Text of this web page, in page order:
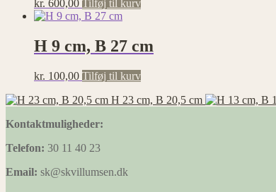
kr. 600,00 Tilføj til kurv
H 9 cm, B 27 cm
kr. 100,00 Tilføj til kurv
H 23 cm, B 20,5 cm
Kontaktmuligheder:
Telefon: 30 11 40 23
Email: sk@skvillumsen.dk